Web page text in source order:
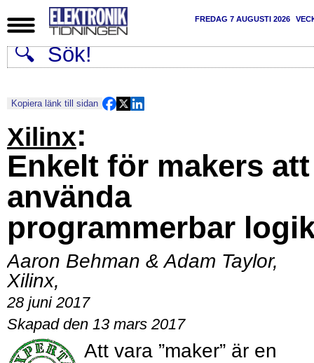
FREDAG 7 AUGUSTI 2026
Kopiera länk till sidan
Xilinx:
Enkelt för makers att
använda
programmerbar
Aaron Behman & Adam Taylor,
Xilinx,
28 juni 2017
Skapad den 13 mars 2017
Att vara ”maker” är en